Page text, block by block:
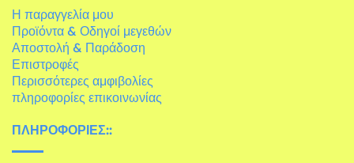
Η παραγγελία μου
Προϊόντα & Οδηγοί μεγεθών
Αποστολή & Παράδοση
Επιστροφές
Περισσότερες αμφιβολίες
πληροφορίες επικοινωνίας
ΠΛΗΡΟΦΟΡΊΕΣ::